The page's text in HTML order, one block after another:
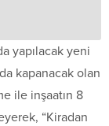
yapılacak yeni
kapanacak olan
ile inşaatın 8
“Kiradan